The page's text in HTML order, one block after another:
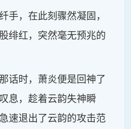
手，在此刻骤然凝固，
绯红，突然毫无预兆的
话时，萧炎便是回神了
息，趁着云韵失神瞬
速退出了云韵的攻击范